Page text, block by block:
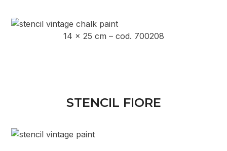
14 x 25 cm – cod. 700208
STENCIL FIORE